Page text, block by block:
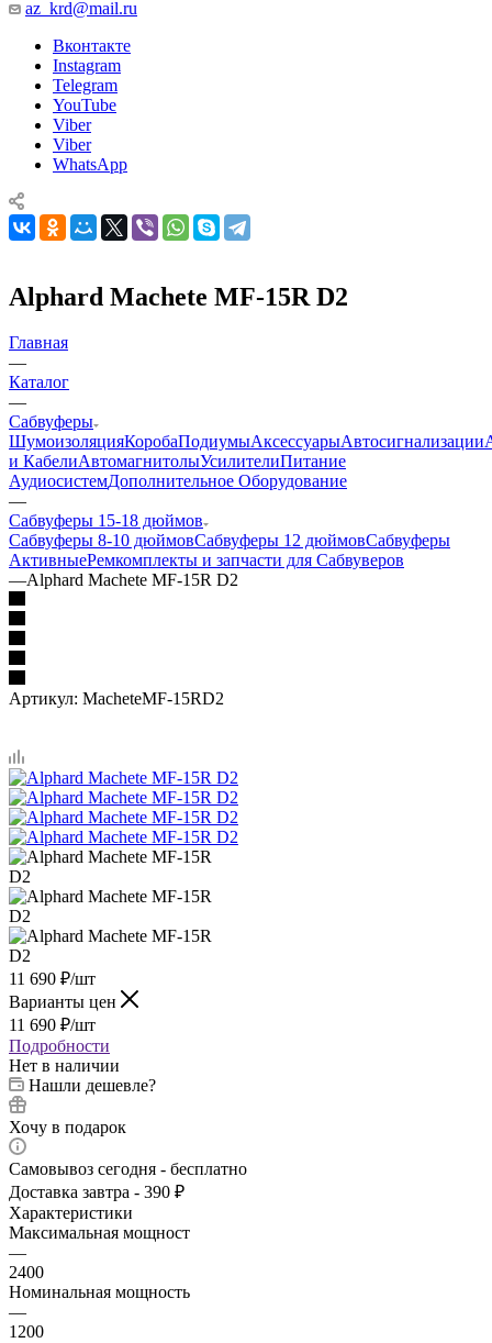
az_krd@mail.ru
Вконтакте
Instagram
Telegram
YouTube
Viber
Viber
WhatsApp
Alphard Machete MF-15R D2
Главная
—
Каталог
—
Сабвуферы
ШумоизоляцияКоробаПодиумыАксессуарыАвтосигнализации
и КабелиАвтомагнитолыУсилителиПитание
АудиосистемДополнительное Оборудование
—
Сабвуферы 15-18 дюймов
Сабвуферы 8-10 дюймовСабвуферы 12 дюймовСабвуферы
АктивныеРемкомплекты и запчасти для Сабвуверов
—Alphard Machete MF-15R D2
Артикул: MacheteMF-15RD2
11 690 ₽/шт
Варианты цен
11 690 ₽/шт
Подробности
Нет в наличии
Нашли дешевле?
Хочу в подарок
Самовывоз сегодня - бесплатно
Доставка завтра - 390 ₽
Характеристики
Максимальная мощност
—
2400
Номинальная мощность
—
1200